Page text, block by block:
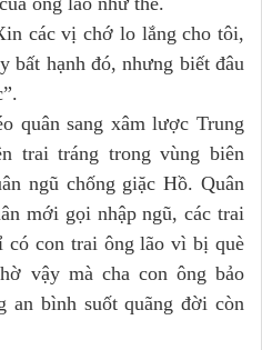
các vị chớ lo lắng cho tôi,
bất hạnh đó, nhưng biết đâu
quân sang xâm lược Trung
trai tráng trong vùng biên
ngũ chống giặc Hồ. Quân
mới gọi nhập ngũ, các trai
có con trai ông lão vì bị què
vậy mà cha con ông bảo
an bình suốt quãng đời còn